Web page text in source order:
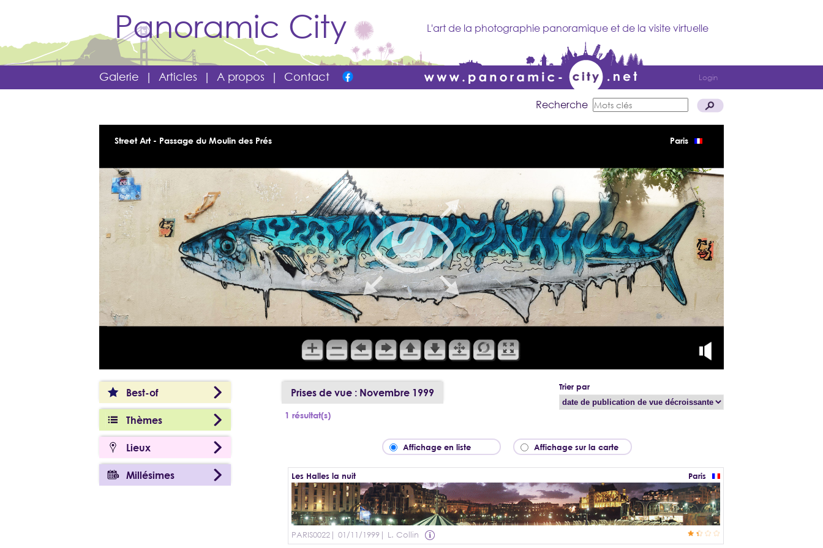
Panoramic City L'art de la photographie panoramique et de la visite virtuelle
Galerie | Articles | A propos | Contact Login
Recherche
Best-of
Thèmes
Lieux
Millésimes
Prises de vue : Novembre 1999
1 résultat(s)
Trier par
Affichage en liste Affichage sur la carte
Les Halles la nuit Paris
PARIS0022 | 01/11/1999 | L. Collin